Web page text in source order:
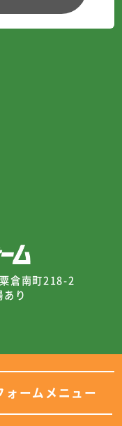
倉南町218-2
り
ォームメニュー